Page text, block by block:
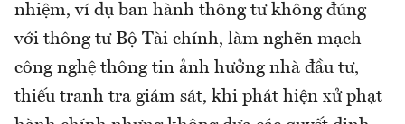
nhiệm, ví dụ ban hành thông tư không đúng
với thông tư Bộ Tài chính, làm nghẽn mạch
công nghệ thông tin ảnh hưởng nhà đầu tư,
thiếu tranh tra giám sát, khi phát hiện xử phạt